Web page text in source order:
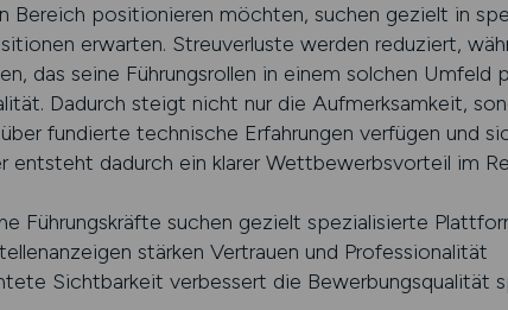
Bereich positionieren möchten, suchen gezielt in
erwarten. Streuverluste werden reduziert,
das seine Führungsrollen in einem solchen
Dadurch steigt nicht nur die Aufmerksamkeit,
fundierte technische Erfahrungen verfügen und
entsteht dadurch ein klarer Wettbewerbsvorteil im
Führungskräfte suchen gezielt spezialisierte
stärken Vertrauen und Professionalität
Sichtbarkeit verbessert die Bewerbungsqualität